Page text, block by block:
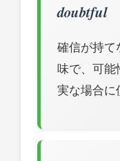
doubtful
確信が持て
味で、可能
実な場合に